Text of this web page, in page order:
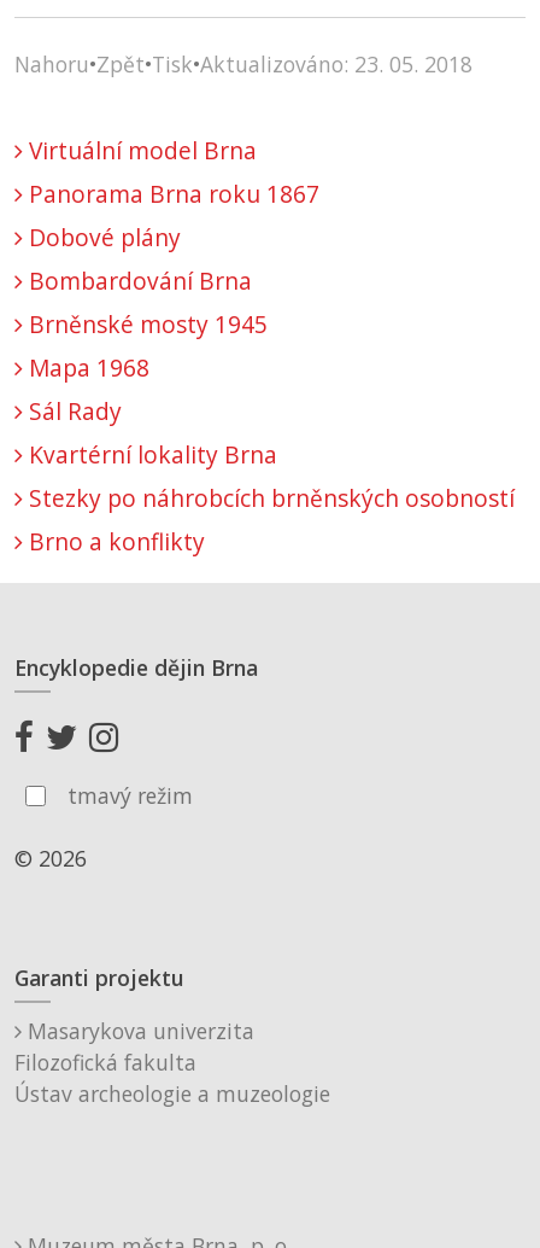
Nahoru•Zpět•Tisk•Aktualizováno: 23. 05. 2018
Virtuální model Brna
Panorama Brna roku 1867
Dobové plány
Bombardování Brna
Brněnské mosty 1945
Mapa 1968
Sál Rady
Kvartérní lokality Brna
Stezky po náhrobcích brněnských osobností
Brno a konflikty
Encyklopedie dějin Brna
tmavý režim
© 2026
Garanti projektu
Masarykova univerzita
Filozofická fakulta
Ústav archeologie a muzeologie